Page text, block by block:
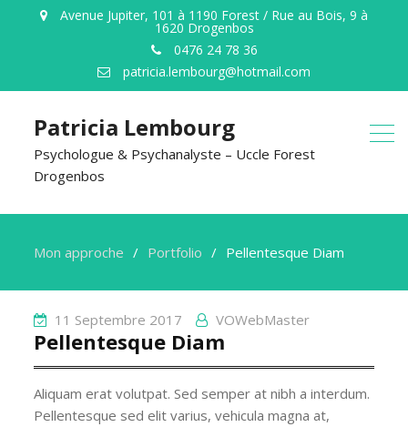
Avenue Jupiter, 101 à 1190 Forest / Rue au Bois, 9 à
1620 Drogenbos
0476 24 78 36
patricia.lembourg@hotmail.com
Patricia Lembourg
Psychologue & Psychanalyste – Uccle Forest
Drogenbos
Mon approche Portfolio Pellentesque Diam
11 Septembre 2017 VOWebMaster
Pellentesque Diam
Aliquam erat volutpat. Sed semper at nibh a interdum.
Pellentesque sed elit varius, vehicula magna at,